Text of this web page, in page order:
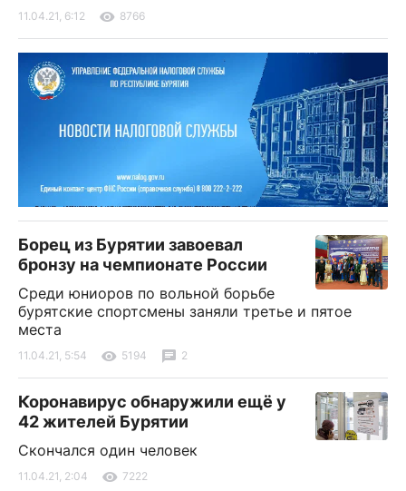
11.04.21, 6:12 8766
Борец из Бурятии завоевал
бронзу на чемпионате России
Среди юниоров по вольной борьбе
бурятские спортсмены заняли третье и пятое
места
11.04.21, 5:54 5194 2
Коронавирус обнаружили ещё у
42 жителей Бурятии
Скончался один человек
11.04.21, 2:04 7222